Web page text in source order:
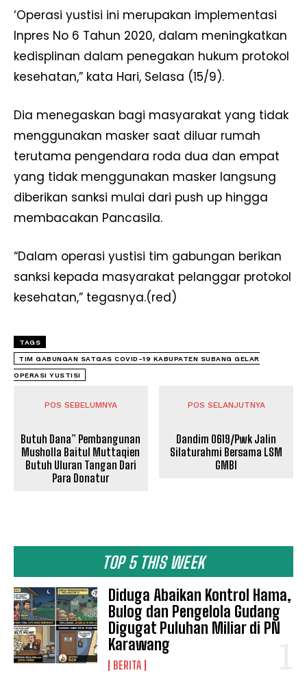
TOP 5 THIS WEEK
Diduga Abaikan Kontrol Hama,
Bulog dan Pengelola Gudang
Digugat Puluhan Miliar di PN
Karawang
BERITA
‘Operasi yustisi ini merupakan implementasi
Inpres No 6 Tahun 2020, dalam meningkatkan
kedisplinan dalam penegakan hukum protokol
kesehatan,” kata Hari, Selasa (15/9).
Dia menegaskan bagi masyarakat yang tidak
menggunakan masker saat diluar rumah
terutama pengendara roda dua dan empat
yang tidak menggunakan masker langsung
diberikan sanksi mulai dari push up hingga
membacakan Pancasila.
“Dalam operasi yustisi tim gabungan berikan
sanksi kepada masyarakat pelanggar protokol
kesehatan,” tegasnya.(red)
TAGS
TIM GABUNGAN SATGAS COVID-19 KABUPATEN SUBANG GELAR
OPERASI YUSTISI
POS SEBELUMNYA
Butuh Dana” Pembangunan
Musholla Baitul Muttaqien
Butuh Uluran Tangan Dari
Para Donatur
POS SELANJUTNYA
Dandim 0619/Pwk Jalin
Silaturahmi Bersama LSM
GMBI